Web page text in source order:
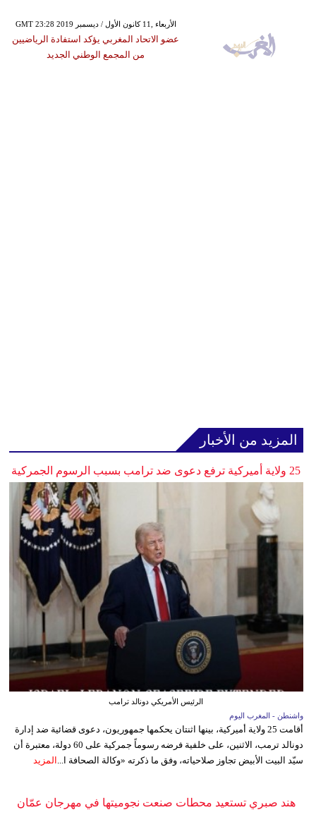
GMT 23:28 2019 الأربعاء ,11 كانون الأول / ديسمبر
عضو الاتحاد المغربي يؤكد استفادة الرياضيين
من المجمع الوطني الجديد
المزيد من الأخبار
25 ولاية أميركية ترفع دعوى ضد ترامب بسبب الرسوم الجمركية
الرئيس الأمريكي دونالد ترامب
واشنطن - المغرب اليوم
أقامت 25 ولاية أميركية، بينها اثنتان يحكمها جمهوريون، دعوى قضائية ضد إدارة
دونالد ترمب، الاثنين، على خلفية فرضه رسوماً جمركية على 60 دولة، معتبرة أن
سيّد البيت الأبيض تجاوز صلاحياته، وفق ما ذكرته «وكالة الصحافة ا... المزيد
هند صبري تستعيد محطات صنعت نجوميتها في مهرجان عمّان